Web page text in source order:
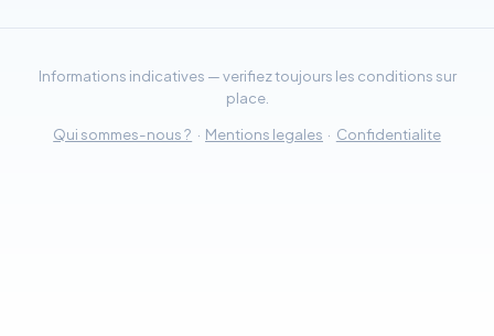
Informations indicatives — verifiez toujours les conditions sur
place.
Qui sommes-nous ? · Mentions legales · Confidentialite